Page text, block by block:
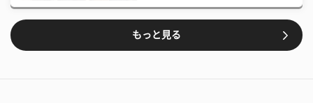
もっと見る